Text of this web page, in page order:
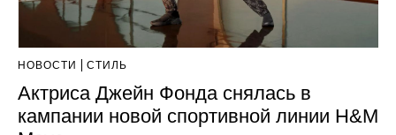
НОВОСТИ СТИЛЬ
Актриса Джейн Фонда снялась в
кампании новой спортивной линии H&M